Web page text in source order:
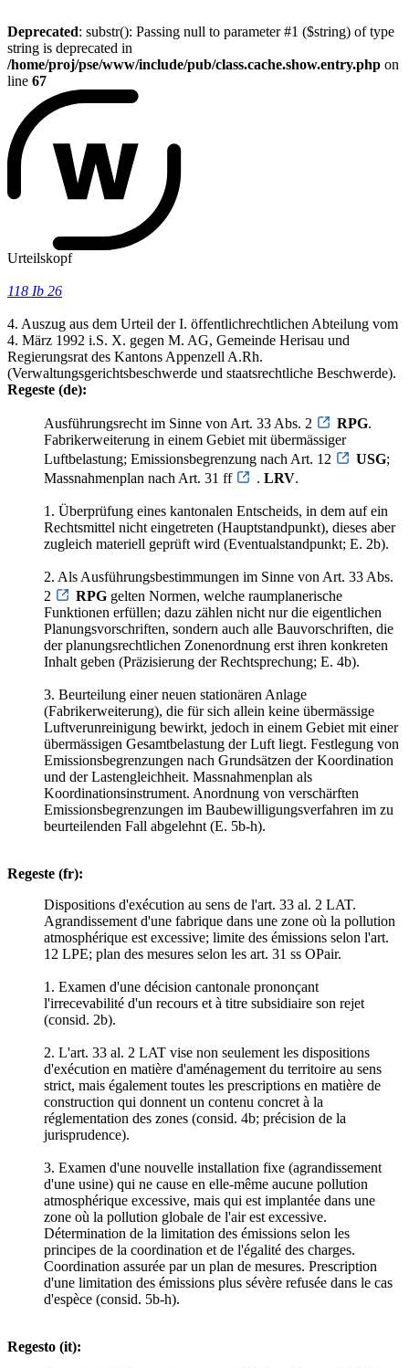
Deprecated: substr(): Passing null to parameter #1 ($string) of type
string is deprecated in
/home/proj/pse/www/include/pub/class.cache.show.entry.php on
line 67
Urteilskopf
118 Ib 26
4. Auszug aus dem Urteil der I. öffentlichrechtlichen Abteilung vom
4. März 1992 i.S. X. gegen M. AG, Gemeinde Herisau und
Regierungsrat des Kantons Appenzell A.Rh.
(Verwaltungsgerichtsbeschwerde und staatsrechtliche Beschwerde).
Regeste (de):
Ausführungsrecht im Sinne von Art. 33 Abs. 2 RPG.
Fabrikerweiterung in einem Gebiet mit übermässiger
Luftbelastung; Emissionsbegrenzung nach Art. 12
USG;
Massnahmenplan nach Art. 31 ff
. LRV.
1. Überprüfung eines kantonalen Entscheids, in dem auf ein
Rechtsmittel nicht eingetreten (Hauptstandpunkt), dieses aber
zugleich materiell geprüft wird (Eventualstandpunkt; E. 2b).
2. Als Ausführungsbestimmungen im Sinne von Art. 33 Abs.
2
RPG gelten Normen, welche raumplanerische
Funktionen erfüllen; dazu zählen nicht nur die eigentlichen
Planungsvorschriften, sondern auch alle Bauvorschriften, die
der planungsrechtlichen Zonenordnung erst ihren konkreten
Inhalt geben (Präzisierung der Rechtsprechung; E. 4b).
3. Beurteilung einer neuen stationären Anlage
(Fabrikerweiterung), die für sich allein keine übermässige
Luftverunreinigung bewirkt, jedoch in einem Gebiet mit einer
übermässigen Gesamtbelastung der Luft liegt. Festlegung von
Emissionsbegrenzungen nach Grundsätzen der Koordination
und der Lastengleichheit. Massnahmenplan als
Koordinationsinstrument. Anordnung von verschärften
Emissionsbegrenzungen im Baubewilligungsverfahren im zu
beurteilenden Fall abgelehnt (E. 5b-h).
Regeste (fr):
Dispositions d'exécution au sens de l'art. 33 al. 2 LAT.
Agrandissement d'une fabrique dans une zone où la pollution
atmosphérique est excessive; limite des émissions selon l'art.
12 LPE; plan des mesures selon les art. 31 ss OPair.
1. Examen d'une décision cantonale prononçant
l'irrecevabilité d'un recours et à titre subsidiaire son rejet
(consid. 2b).
2. L'art. 33 al. 2 LAT vise non seulement les dispositions
d'exécution en matière d'aménagement du territoire au sens
strict, mais également toutes les prescriptions en matière de
construction qui donnent un contenu concret à la
réglementation des zones (consid. 4b; précision de la
jurisprudence).
3. Examen d'une nouvelle installation fixe (agrandissement
d'une usine) qui ne cause en elle-même aucune pollution
atmosphérique excessive, mais qui est implantée dans une
zone où la pollution globale de l'air est excessive.
Détermination de la limitation des émissions selon les
principes de la coordination et de l'égalité des charges.
Coordination assurée par un plan de mesures. Prescription
d'une limitation des émissions plus sévère refusée dans le cas
d'espèce (consid. 5b-h).
Regesto (it):